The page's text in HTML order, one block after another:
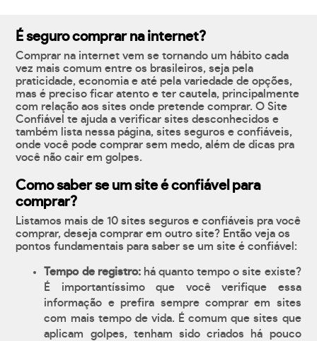
É seguro comprar na internet?
Comprar na internet vem se tornando um hábito cada
vez mais comum entre os brasileiros, seja pela
praticidade, economia e até pela variedade de opções,
mas é preciso ficar atento e ter cautela, principalmente
com relação aos sites onde pretende comprar. O Site
Confiável te ajuda a verificar sites desconhecidos e
também lista nessa página, sites seguros e confiáveis,
onde você pode comprar sem medo, além de dicas pra
você não cair em golpes.
Como saber se um site é confiável para
comprar?
Listamos mais de 10 sites seguros e confiáveis pra você
comprar, deseja comprar em outro site? Então veja os
pontos fundamentais para saber se um site é confiável:
Tempo de registro:há quanto tempo o site existe?
É importantíssimo que você verifique essa
informação e prefira sempre comprar em sites
com mais tempo de vida. É comum que sites que
aplicam golpes, tenham sido criados há pouco